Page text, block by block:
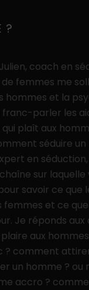
?
coach en
de femmes me
hommes et la
franc-parler les
plaît aux
séduire un
en séduction,
sur laquelle
savoir ce que
femmes et ce
Je réponds aux
aux
? comment
un homme ? ou
accro ?